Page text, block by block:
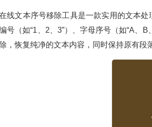
线文本序号移除工具是一款实用的文本
号（如“1、2、3”）、字母序号（如“A、
，恢复纯净的文本内容，同时保持原有段